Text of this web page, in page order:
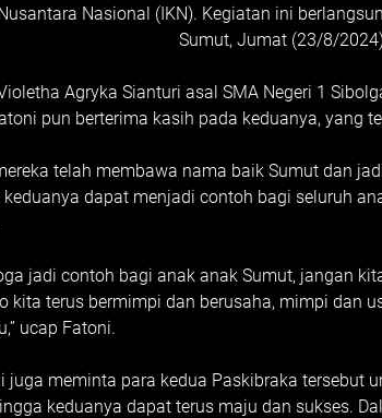
Nasional (IKN). Kegiatan ini
Sumut, Jumat (23/8/2024)
Agryka Sianturi asal SMA Negeri 1
pun berterima kasih pada keduanya, yang
telah membawa nama baik Sumut dan
keduanya dapat menjadi contoh bagi seluruh
jadi contoh bagi anak anak Sumut, jangan
kita terus bermimpi dan berusaha, mimpi dan
ucap Fatoni.
juga meminta para kedua Paskibraka tersebut
keduanya dapat terus maju dan sukses.